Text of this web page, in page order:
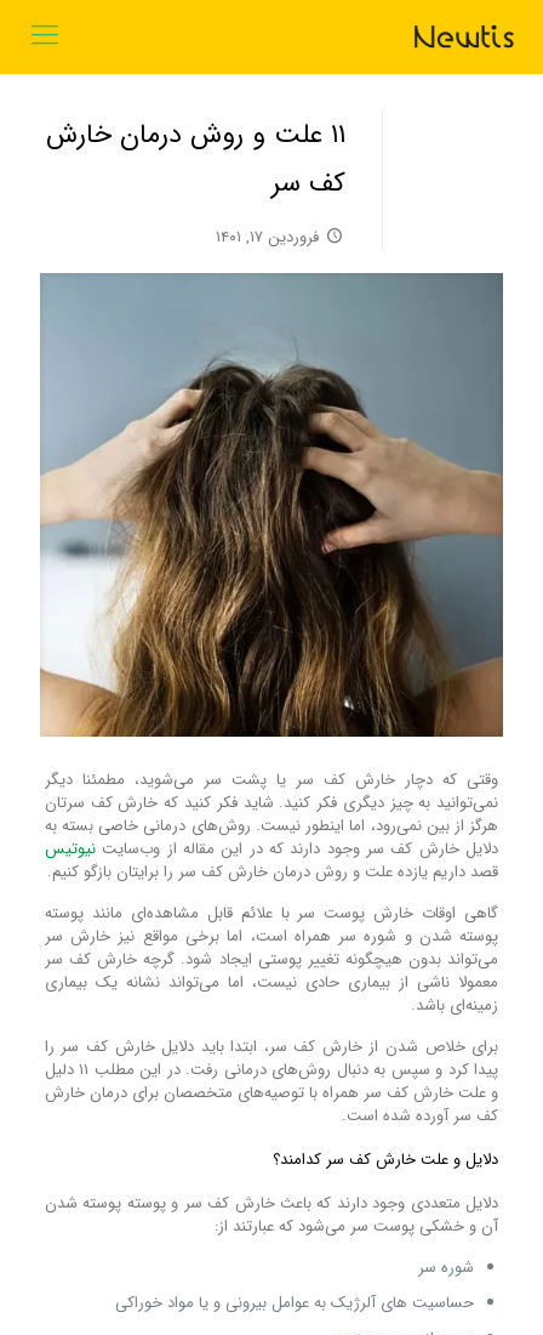
۱۱ علت و روش درمان خارش
کف سر
فروردین ۱۷, ۱۴۰۱
وقتی که دچار خارش کف سر یا پشت سر می‌شوید، مطمئنا دیگر
نمی‌توانید به چیز دیگری فکر کنید. شاید فکر کنید که خارش کف سرتان
هرگز از بین نمی‌رود، اما اینطور نیست. روش‌های درمانی خاصی بسته به
دلایل خارش کف سر وجود دارند که در این مقاله از وب‌سایتنیوتیس
قصد داریم یازده علت و روش‌ درمان خارش کف سر را برایتان بازگو کنیم.
گاهی اوقات خارش پوست سر با علائم قابل مشاهده‌ای مانند پوسته
پوسته شدن و شوره سر همراه است، اما برخی مواقع نیز خارش سر
می‌تواند بدون هیچگونه تغییر پوستی ایجاد شود. گرچه خارش کف سر
معمولا ناشی از بیماری حادی نیست، اما می‌تواند نشانه یک بیماری
زمینه‌ای باشد.
برای خلاص شدن از خارش کف سر، ابتدا باید دلایل خارش کف سر را
پیدا کرد و سپس به دنبال روش‌های درمانی رفت. در این مطلب ۱۱ دلیل
و علت خارش کف سر همراه با توصیه‌های متخصصان برای درمان خارش
کف سر آورده شده است.
دلایل و علت خارش کف سر کدامند؟
دلایل متعددی وجود دارند که باعث خارش کف سر و پوسته پوسته شدن
آن و خشکی پوست سر می‌شود که عبارتند از:
شوره سر
حساسیت‌ های آلرژیک به عوامل بیرونی و یا مواد خوراکی